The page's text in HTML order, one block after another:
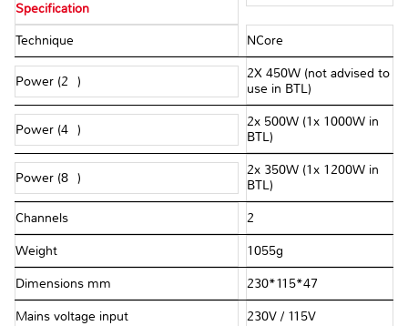
Specification
Technique NCore
Power (2Ω)
2X 450W (not advised to
use in BTL)
Power (4Ω)
2x 500W (1x 1000W in
BTL)
Power (8Ω)
2x 350W (1x 1200W in
BTL)
Channels 2
Weight 1055g
Dimensions mm 230*115*47
Mains voltage input 230V / 115V